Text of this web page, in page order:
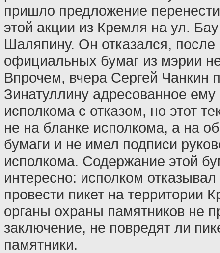
пришло предложение
этой акции из Кремля на ул.
Шаляпину. Он отказался, после
официальных бумаг из мэрии
Впрочем, вчера Сергей Чанкин
Зинатуллину адресованное ему
исполкома с отказом, но этот
не на бланке исполкома, а на
бумаги и не имел подписи
исполкома. Содержание этой
интересно: исполком
провести пикет на территории
органы охраны памятников не
заключение, не повредят ли
памятники.